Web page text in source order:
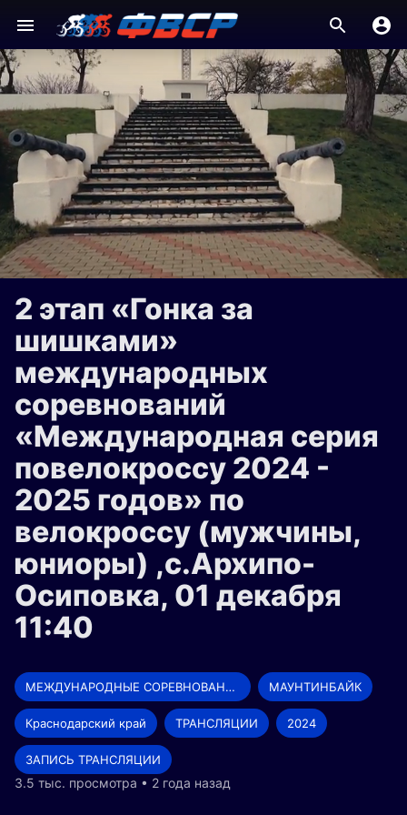
2 этап «Гонка за
шишками»
международных
соревнований
«Международная серия
повелокроссу 2024 -
2025 годов» по
велокроссу (мужчины,
юниоры) ,с.Архипо-
Осиповка, 01 декабря
11:40
МЕЖДУНАРОДНЫЕ СОРЕВНОВАНИЯ МАУНТИНБАЙК
Краснодарский край ТРАНСЛЯЦИИ 2024
ЗАПИСЬ ТРАНСЛЯЦИИ
3.5 тыс. просмотра • 2 года назад